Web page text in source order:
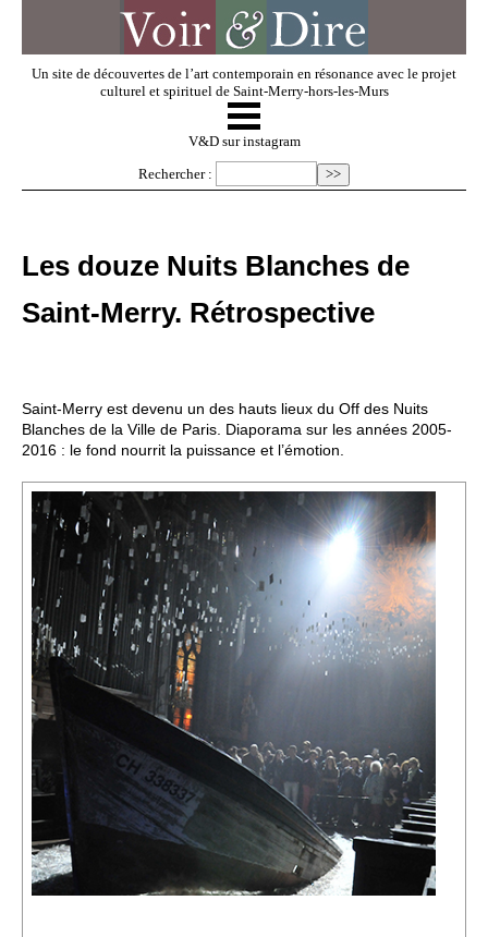
Un site de découvertes de l’art contemporain en résonance avec le projet
culturel et spirituel de Saint-Merry-hors-les-Murs
V & D
Exposer
Dossiers
Événements
Sacré
Cousinages
☰
V&D sur instagram
Rechercher :
Les douze Nuits Blanches de
Saint-Merry. Rétrospective
Saint-Merry est devenu un des hauts lieux du Off des Nuits
Blanches de la Ville de Paris. Diaporama sur les années 2005-
2016 : le fond nourrit la puissance et l’émotion.